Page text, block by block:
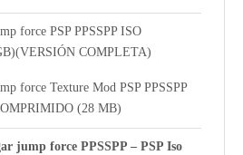
force PSP PPSSPP ISO
COMPLETA)
force Texture Mod PSP PPSSPP
(28 MB)
jump force PPSSPP – PSP Iso